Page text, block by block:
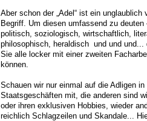
Aber schon der „Adel“ ist ein unglaublich
Begriff. Um diesen umfassend zu deuten
politisch, soziologisch, wirtschaftlich,
philosophisch, heraldisch und und und...
Sie alle locker mit einer zweiten
können.
Schauen wir nur einmal auf die Adligen
Staatsgeschäften mit, die anderen sind
oder ihren exklusiven Hobbies, wieder
reichlich Schlagzeilen und Skandale...